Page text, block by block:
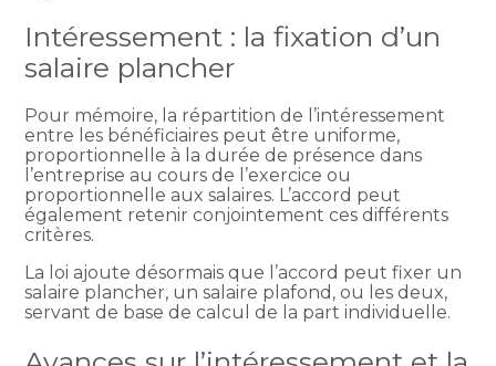
Intéressement : la fixation d’un
salaire plancher
Pour mémoire, la répartition de l’intéressement
entre les bénéficiaires peut être uniforme,
proportionnelle à la durée de présence dans
l’entreprise au cours de l’exercice ou
proportionnelle aux salaires. L’accord peut
également retenir conjointement ces différents
critères.
La loi ajoute désormais que l’accord peut fixer un
salaire plancher, un salaire plafond, ou les deux,
servant de base de calcul de la part individuelle.